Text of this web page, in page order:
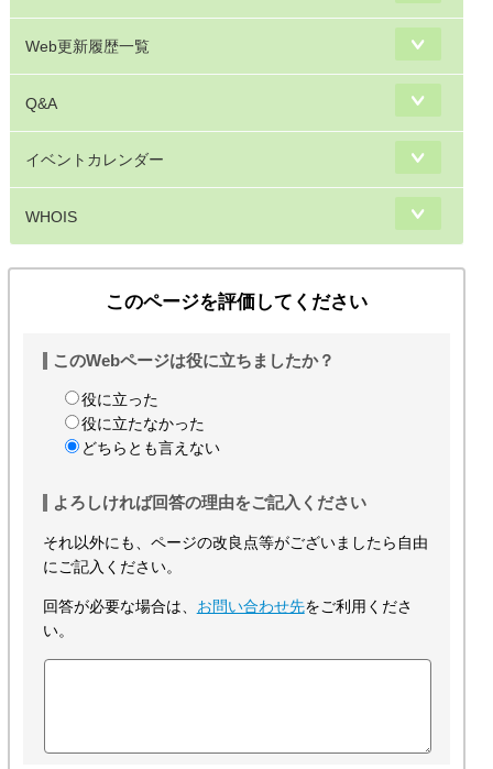
Web更新履歴一覧
Q&A
イベントカレンダー
WHOIS
このページを評価してください
このWebページは役に立ちましたか？
役に立った
役に立たなかった
どちらとも言えない
よろしければ回答の理由をご記入ください
それ以外にも、ページの改良点等がございましたら自由
にご記入ください。
回答が必要な場合は、 お問い合わせ先をご利用くださ
い。